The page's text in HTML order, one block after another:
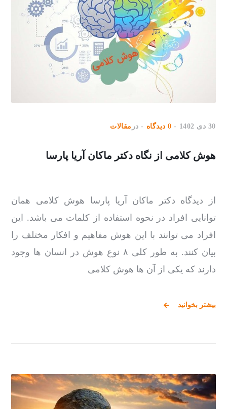
30 دی 1402 0 دیدگاه در مقالات
هوش کلامی از نگاه دکتر ماکان آریا پارسا
از دیدگاه دکتر ماکان آریا پارسا هوش کلامی همان
توانایی افراد در نحوه استفاده از کلمات می‌ باشد. این
افراد می‌ توانند با این هوش مفاهیم و افکار مختلف را
بیان کنند‌. به طور کلی ۸ نوع هوش در انسان‌ ها وجود
دارند که یکی از آن ها هوش کلامی
بیشتر بخوانید